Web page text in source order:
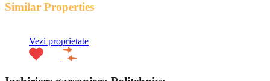
Similar Properties
Vezi proprietate